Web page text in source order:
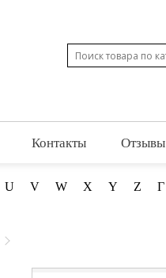
Контакты Отзывы
U V W X Y Z Г